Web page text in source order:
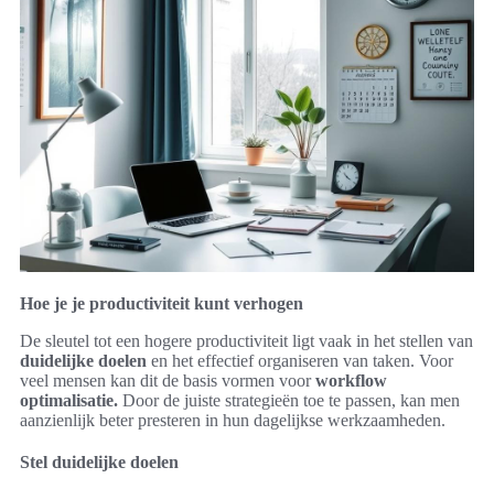
Hoe je je productiviteit kunt verhogen
De sleutel tot een hogere productiviteit ligt vaak in het stellen van
duidelijke doelen en het effectief organiseren van taken. Voor
veel mensen kan dit de basis vormen voorworkflow
optimalisatie. Door de juiste strategieën toe te passen, kan men
aanzienlijk beter presteren in hun dagelijkse werkzaamheden.
Stel duidelijke doelen